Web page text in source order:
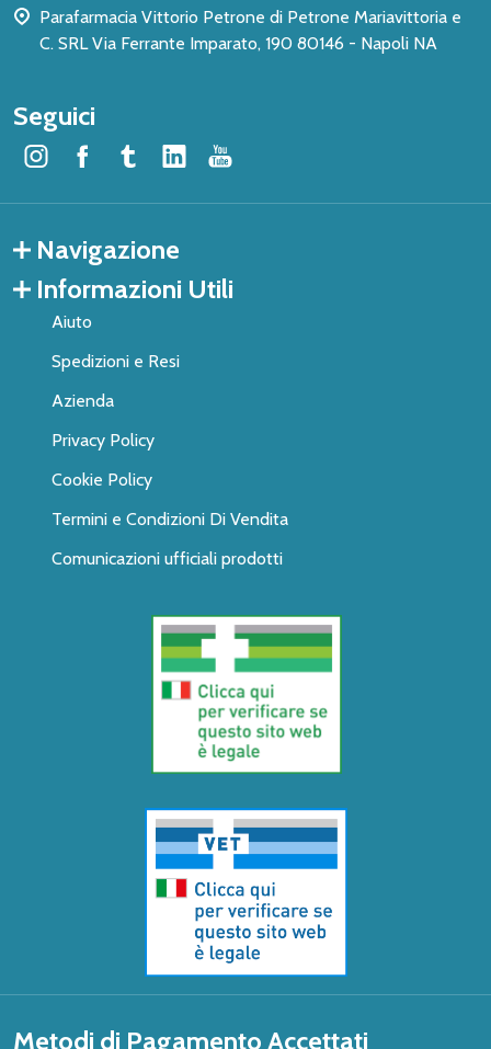
Parafarmacia Vittorio Petrone di Petrone Mariavittoria e
C. SRL Via Ferrante Imparato, 190 80146 - Napoli NA
Seguici
Navigazione
Informazioni Utili
Aiuto
Spedizioni e Resi
Azienda
Privacy Policy
Cookie Policy
Termini e Condizioni Di Vendita
Comunicazioni ufficiali prodotti
Metodi di Pagamento Accettati